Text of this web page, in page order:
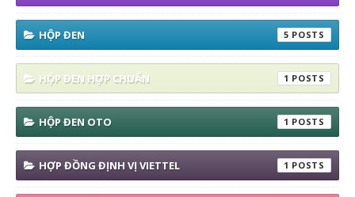
HỘP ĐEN 5
HỘP ĐEN HỢP CHUẨN 1
HỘP ĐEN OTO 1
HỢP ĐỒNG ĐỊNH VỊ VIETTEL 1